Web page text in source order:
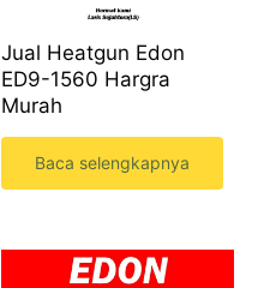
Jual Heatgun Edon
ED9-1560 Hargra
Murah
Baca selengkapnya